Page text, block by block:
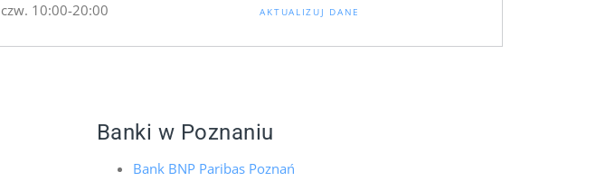
czw. 10:00-20:00
AKTUALIZUJ DANE
Banki w Poznaniu
Bank BNP Paribas Poznań